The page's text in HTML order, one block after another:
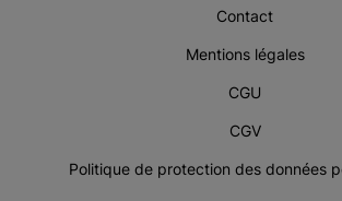
Contact
Mentions légales
CGU
CGV
Politique de protection des données